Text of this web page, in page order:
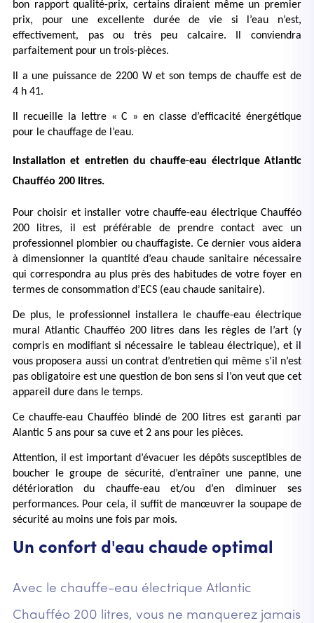
bon rapport qualité-prix, certains diraient même un premier
prix, pour une excellente durée de vie si l’eau n’est,
effectivement, pas ou très peu calcaire. Il conviendra
parfaitement pour un trois-pièces.
Il a une puissance de 2200 W et son temps de chauffe est de
4 h 41.
Il recueille la lettre « C » en classe d’efficacité énergétique
pour le chauffage de l’eau.
Installation et entretien du chauffe-eau électrique Atlantic
Chaufféo 200 litres.
Pour choisir et installer votre chauffe-eau électrique Chaufféo
200 litres, il est préférable de prendre contact avec un
professionnel plombier ou chauffagiste. Ce dernier vous aidera
à dimensionner la quantité d’eau chaude sanitaire nécessaire
qui correspondra au plus près des habitudes de votre foyer en
termes de consommation d’ECS (eau chaude sanitaire).
De plus, le professionnel installera le chauffe-eau électrique
mural Atlantic Chaufféo 200 litres dans les règles de l’art (y
compris en modifiant si nécessaire le tableau électrique), et il
vous proposera aussi un contrat d’entretien qui même s’il n’est
pas obligatoire est une question de bon sens si l’on veut que cet
appareil dure dans le temps.
Ce chauffe-eau Chaufféo blindé de 200 litres est garanti par
Alantic 5 ans pour sa cuve et 2 ans pour les pièces.
Attention, il est important d’évacuer les dépôts susceptibles de
boucher le groupe de sécurité, d’entraîner une panne, une
détérioration du chauffe-eau et/ou d’en diminuer ses
performances. Pour cela, il suffit de manœuvrer la soupape de
sécurité au moins une fois par mois.
Un confort d'eau chaude optimal
Avec le chauffe-eau électrique Atlantic
Chaufféo 200 litres, vous ne manquerez jamais